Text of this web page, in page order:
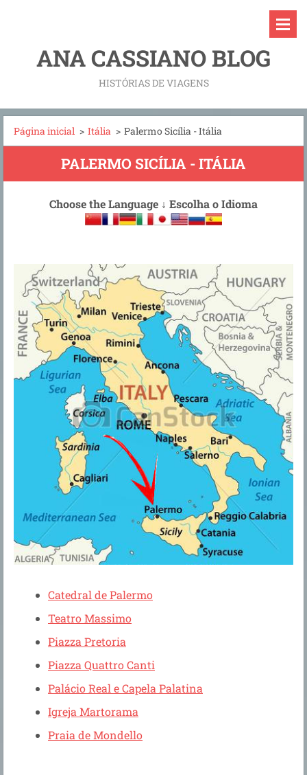
ANA CASSIANO BLOG
HISTÓRIAS DE VIAGENS
Página inicial > Itália > Palermo Sicília - Itália
PALERMO SICÍLIA - ITÁLIA
Choose the Language ↓ Escolha o Idioma
Catedral de Palermo
Teatro Massimo
Piazza Pretoria
Piazza Quattro Canti
Palácio Real e Capela Palatina
Igreja Martorama
Praia de Mondello